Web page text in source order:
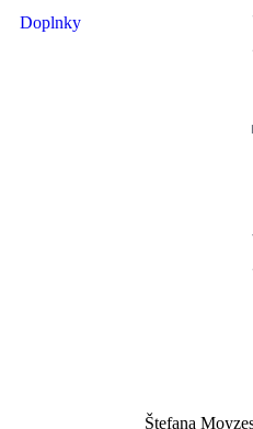
Doplnky
Štefana